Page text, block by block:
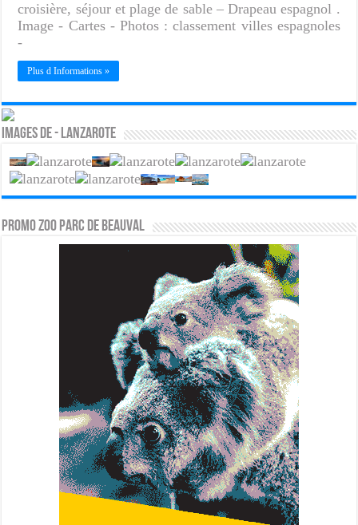
croisière, séjour et plage de sable – Drapeau espagnol .
Image - Cartes - Photos : classement villes espagnoles
-
Plus d Informations »
Images de - Lanzarote
PROMO ZOO PARC DE BEAUVAL